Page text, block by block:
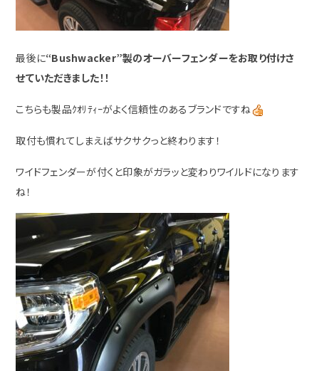
最後に“Bushwacker”製のオーバーフェンダーをお取り付けさ
せていただきました！！
こちらも製品ｸｵﾘﾃｨｰがよく信頼性のあるブランドですね
取付も慣れてしまえばサクサクっと終わります！
ワイドフェンダーが付くと印象がガラッと変わりワイルドになります
ね！